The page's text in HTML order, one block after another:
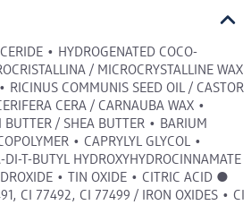
• HYDROGENATED COCO-
/ MICROCRYSTALLINE WAX
RICINUS COMMUNIS SEED OIL / CASTOR
CERA / CARNAUBA WAX •
BUTTER / SHEA BUTTER • BARIUM
• CAPRYLYL GLYCOL •
DI-T-BUTYL HYDROXYHYDROCINNAMATE
• TIN OXIDE • CITRIC ACID ●
CI 77492, CI 77499 / IRON OXIDES • CI